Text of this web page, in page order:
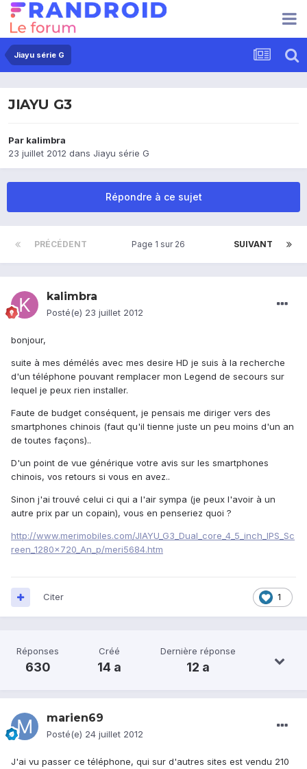
Jiayu série G
JIAYU G3
Par kalimbra
23 juillet 2012 dans Jiayu série G
Répondre à ce sujet
PRÉCÉDENT SUIVANT
Page 1 sur 26
kalimbra
Posté(e) 23 juillet 2012
bonjour,
suite à mes démélés avec mes desire HD je suis à la recherche
d'un téléphone pouvant remplacer mon Legend de secours sur
lequel je peux rien installer.
Faute de budget conséquent, je pensais me diriger vers des
smartphones chinois (faut qu'il tienne juste un peu moins d'un an
de toutes façons)..
D'un point de vue générique votre avis sur les smartphones
chinois, vos retours si vous en avez..
Sinon j'ai trouvé celui ci qui a l'air sympa (je peux l'avoir à un
autre prix par un copain), vous en penseriez quoi ?
http://www.merimobiles.com/JIAYU_G3_Dual_core_4_5_inch_IPS_Sc
reen_1280x720_An_p/meri5684.htm
1
Citer
Réponses
630
Créé
14 a
Dernière réponse
12 a
marien69
Posté(e) 24 juillet 2012
J'ai vu passer ce téléphone, qui sur d'autres sites est vendu 210